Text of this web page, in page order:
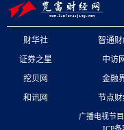
财华社 智通财
证券之星
中访
挖贝网
金融
和讯网
节点
广播电视节